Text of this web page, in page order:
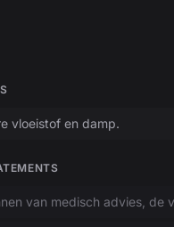
vloeistof en damp.
van medisch advies,